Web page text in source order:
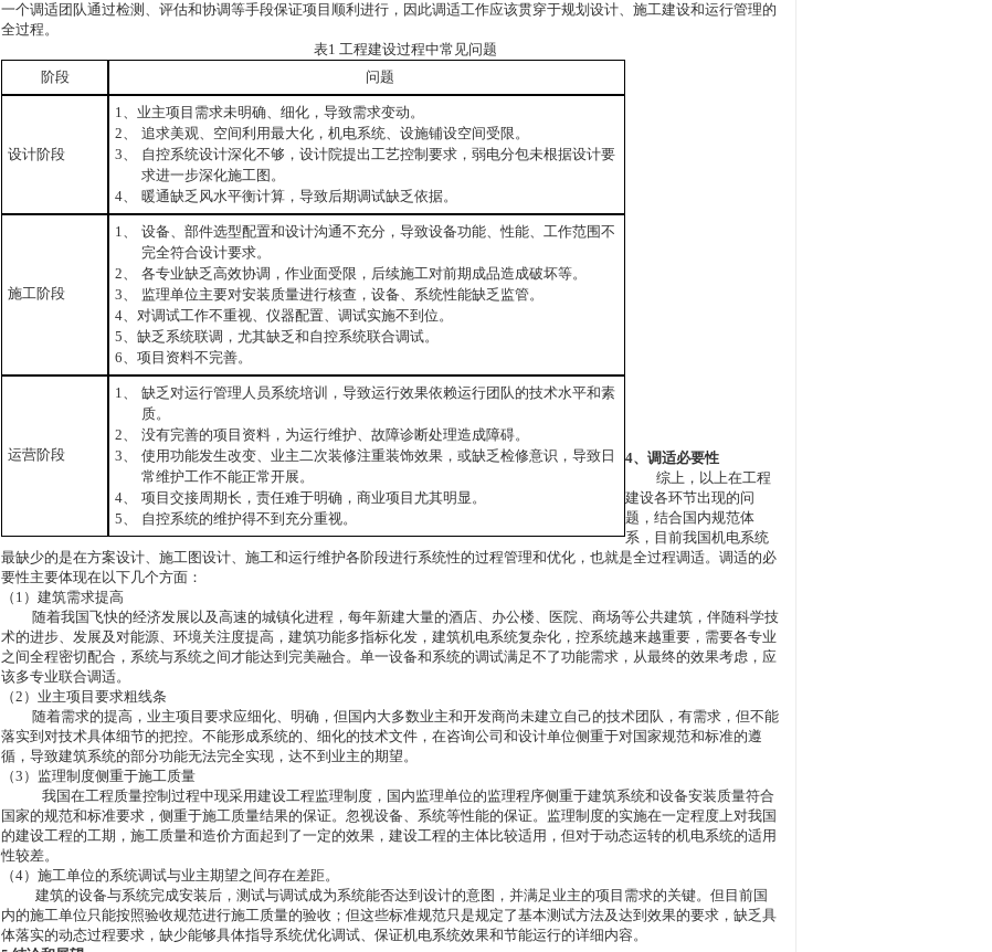
一个调适团队通过检测、评估和协调等手段保证项目顺利进行，因此调适工作应该贯穿于规划设计、施工建设和运行管理的
全过程。
表1 工程建设过程中常见问题
阶段
问题
设计阶段
1、业主项目需求未明确、细化，导致需求变动。
2、
追求美观、空间利用最大化，机电系统、设施铺设空间受限。
3、
自控系统设计深化不够，设计院提出工艺控制要求，弱电分包未根据设计要
求进一步深化施工图。
4、
暖通缺乏风水平衡计算，导致后期调试缺乏依据。
施工阶段
1、
设备、部件选型配置和设计沟通不充分，导致设备功能、性能、工作范围不
完全符合设计要求。
2、
各专业缺乏高效协调，作业面受限，后续施工对前期成品造成破坏等。
3、
监理单位主要对安装质量进行核查，设备、系统性能缺乏监管。
4、对调试工作不重视、仪器配置、调试实施不到位。
5、缺乏系统联调，尤其缺乏和自控系统联合调试。
6、项目资料不完善。
运营阶段
1、
缺乏对运行管理人员系统培训，导致运行效果依赖运行团队的技术水平和素
质。
2、
没有完善的项目资料，为运行维护、故障诊断处理造成障碍。
3、
使用功能发生改变、业主二次装修注重装饰效果，或缺乏检修意识，导致日
常维护工作不能正常开展。
4、
项目交接周期长，责任难于明确，商业项目尤其明显。
5、
自控系统的维护得不到充分重视。
4、调适必要性
综上，以上在工程
建设各环节出现的问
题，结合国内规范体
系，目前我国机电系统
最缺少的是在方案设计、施工图设计、施工和运行维护各阶段进行系统性的过程管理和优化，也就是全过程调适。调适的必
要性主要体现在以下几个方面：
（1）建筑需求提高
随着我国飞快的经济发展以及高速的城镇化进程，每年新建大量的酒店、办公楼、医院、商场等公共建筑，伴随科学技
术的进步、发展及对能源、环境关注度提高，建筑功能多指标化发，建筑机电系统复杂化，控系统越来越重要，需要各专业
之间全程密切配合，系统与系统之间才能达到完美融合。单一设备和系统的调试满足不了功能需求，从最终的效果考虑，应
该多专业联合调适。
（2）业主项目要求粗线条
随着需求的提高，业主项目要求应细化、明确，但国内大多数业主和开发商尚未建立自己的技术团队，有需求，但不能
落实到对技术具体细节的把控。不能形成系统的、细化的技术文件，在咨询公司和设计单位侧重于对国家规范和标准的遵
循，导致建筑系统的部分功能无法完全实现，达不到业主的期望。
（3）监理制度侧重于施工质量
我国在工程质量控制过程中现采用建设工程监理制度，国内监理单位的监理程序侧重于建筑系统和设备安装质量符合
国家的规范和标准要求，侧重于施工质量结果的保证。忽视设备、系统等性能的保证。监理制度的实施在一定程度上对我国
的建设工程的工期，施工质量和造价方面起到了一定的效果，建设工程的主体比较适用，但对于动态运转的机电系统的适用
性较差。
（4）施工单位的系统调试与业主期望之间存在差距。
建筑的设备与系统完成安装后，测试与调试成为系统能否达到设计的意图，并满足业主的项目需求的关键。但目前国
内的施工单位只能按照验收规范进行施工质量的验收；但这些标准规范只是规定了基本测试方法及达到效果的要求，缺乏具
体落实的动态过程要求，缺少能够具体指导系统优化调试、保证机电系统效果和节能运行的详细内容。